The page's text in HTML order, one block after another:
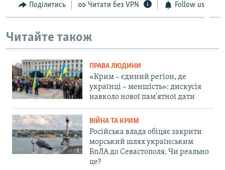
Поділитись Читати без VPN Follow us
Читайте також
ПРАВА ЛЮДИНИ
«Крим – єдиний регіон, де
українці – меншість»: дискусія
навколо нової пам'ятної дати
ВІЙНА ТА КРИМ
Російська влада обіцяє закрити
морський шлях українським
БпЛА до Севастополя. Чи реально
це?